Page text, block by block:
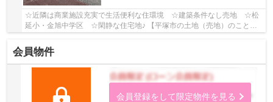
☆近隣は商業施設充実で生活便利な住環境 ☆建築条件なし売地 ☆松
延小・金旭中学区 ☆閑静な住宅地♪ 【平塚市の土地（売地）のことな
会員物件
会員登録をして限定物件を見る